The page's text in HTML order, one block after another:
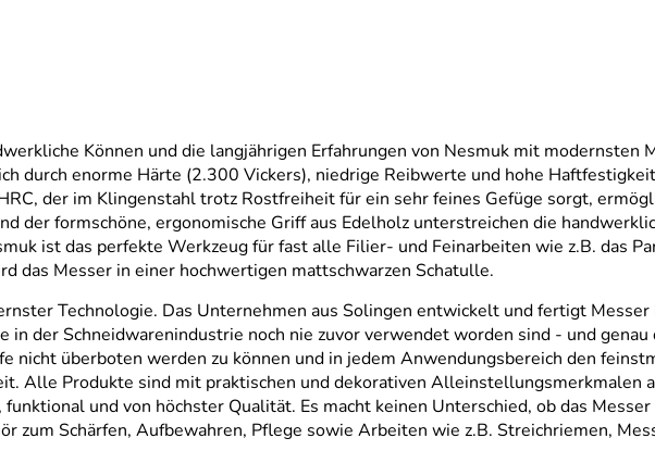
Können und die langjährigen Erfahrungen von Nesmuk mit modernsten
durch enorme Härte (2.300 Vickers), niedrige Reibwerte und hohe
der im Klingenstahl trotz Rostfreiheit für ein sehr feines Gefüge sorgt,
der formschöne, ergonomische Griff aus Edelholz unterstreichen die
ist das perfekte Werkzeug für fast alle Filier- und Feinarbeiten wie z.B. das
das Messer in einer hochwertigen mattschwarzen Schatulle.
Technologie. Das Unternehmen aus Solingen entwickelt und fertigt
der Schneidwarenindustrie noch nie zuvor verwendet worden sind - und
nicht überboten werden zu können und in jedem Anwendungsbereich den
Alle Produkte sind mit praktischen und dekorativen Alleinstellungsmerkmalen
und von höchster Qualität. Es macht keinen Unterschied, ob das
zum Schärfen, Aufbewahren, Pflege sowie Arbeiten wie z.B. Streichriemen,